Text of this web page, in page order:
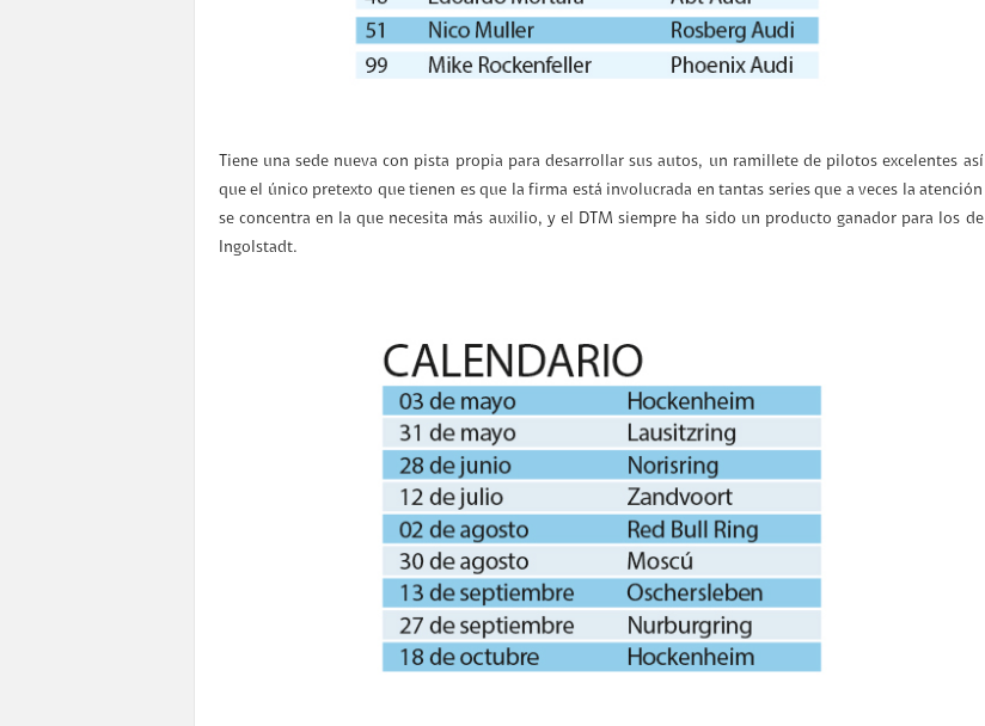
Tiene una sede nueva con pista propia para desarrollar sus autos, un ramillete de pilotos excelentes así
que el único pretexto que tienen es que la firma está involucrada en tantas series que a veces la atención
se concentra en la que necesita más auxilio, y el DTM siempre ha sido un producto ganador para los de
Ingolstadt.